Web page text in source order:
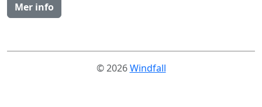
Mer info
© 2026Windfall